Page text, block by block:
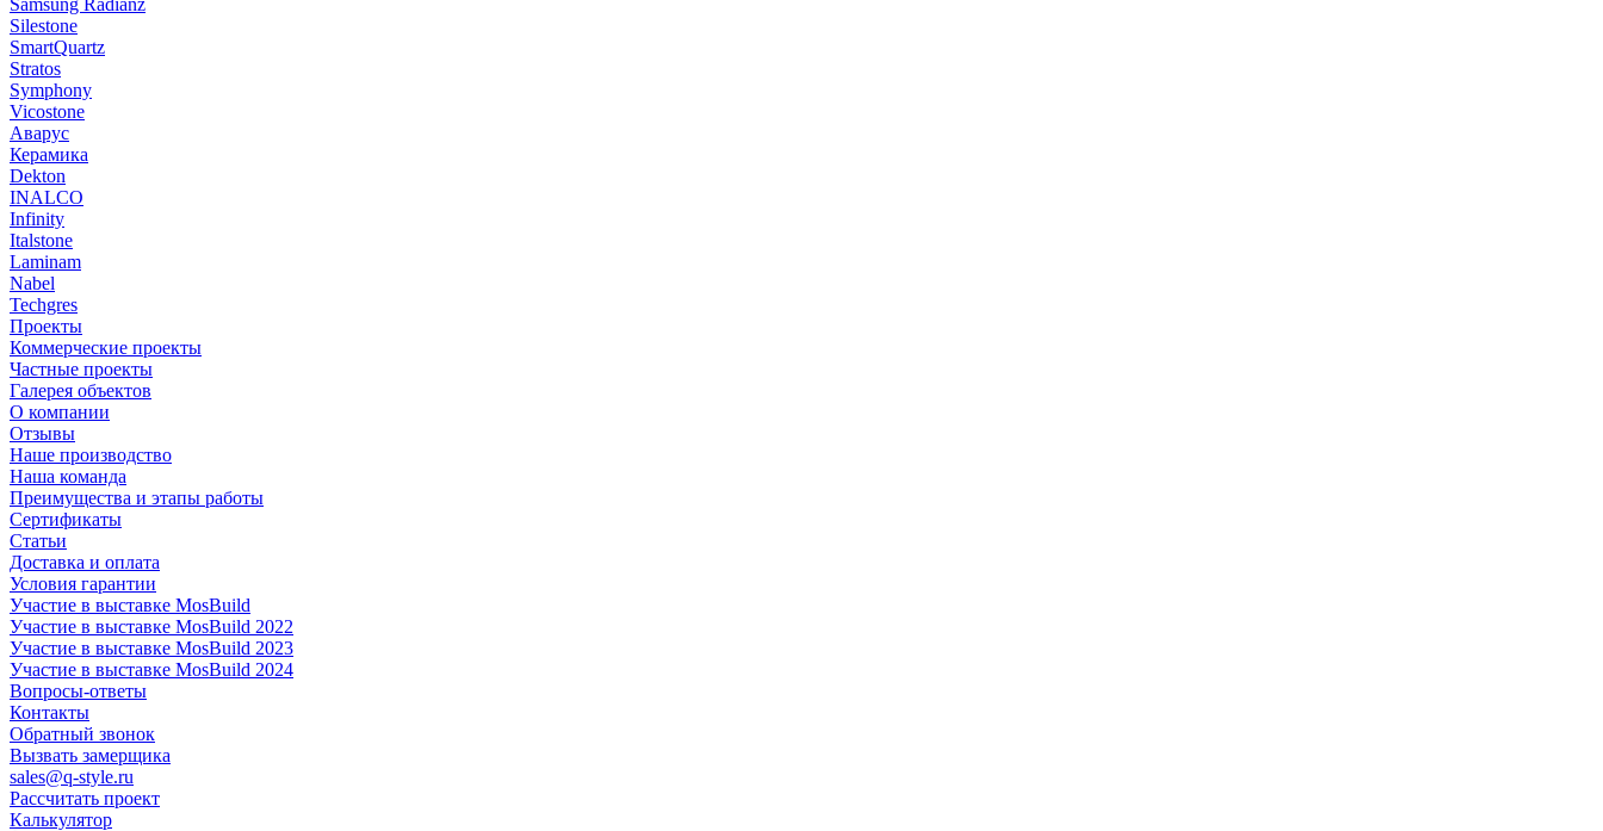
Samsung Radianz
Silestone
SmartQuartz
Stratos
Symphony
Vicostone
Аварус
Керамика
Dekton
INALCO
Infinity
Italstone
Laminam
Nabel
Techgres
Проекты
Коммерческие проекты
Частные проекты
Галерея объектов
О компании
Отзывы
Наше производство
Наша команда
Преимущества и этапы работы
Сертификаты
Статьи
Доставка и оплата
Условия гарантии
Участие в выставке MosBuild
Участие в выставке MosBuild 2022
Участие в выставке MosBuild 2023
Участие в выставке MosBuild 2024
Вопросы-ответы
Контакты
Обратный звонок
Вызвать замерщика
sales@q-style.ru
Рассчитать проект
Калькулятор